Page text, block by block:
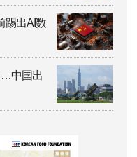
踢出AI数
…中国出